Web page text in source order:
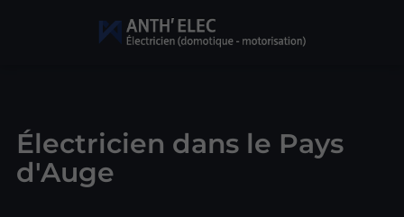
Électricien dans le Pays
d'Auge